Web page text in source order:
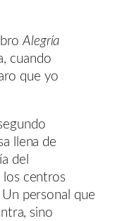
Alegría
cuando
que yo
llena de
del
los centros
personal que
sino